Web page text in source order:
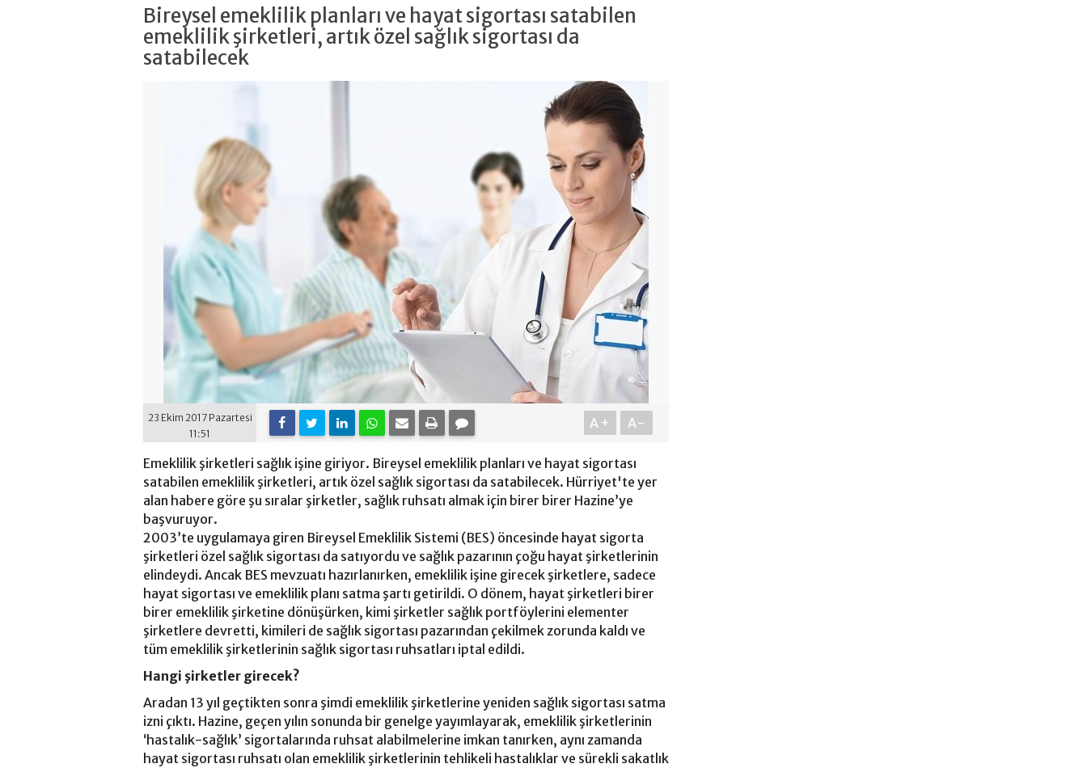
Bireysel emeklilik planları ve hayat sigortası satabilen
emeklilik şirketleri, artık özel sağlık sigortası da
satabilecek
23 Ekim 2017 Pazartesi
11:51
A+ A-
Emeklilik şirketleri sağlık işine giriyor. Bireysel emeklilik planları ve hayat sigortası
satabilen emeklilik şirketleri, artık özel sağlık sigortası da satabilecek. Hürriyet'te yer
alan habere göre şu sıralar şirketler, sağlık ruhsatı almak için birer birer Hazine’ye
başvuruyor.
2003’te uygulamaya giren Bireysel Emeklilik Sistemi (BES) öncesinde hayat sigorta
şirketleri özel sağlık sigortası da satıyordu ve sağlık pazarının çoğu hayat şirketlerinin
elindeydi. Ancak BES mevzuatı hazırlanırken, emeklilik işine girecek şirketlere, sadece
hayat sigortası ve emeklilik planı satma şartı getirildi. O dönem, hayat şirketleri birer
birer emeklilik şirketine dönüşürken, kimi şirketler sağlık portföylerini elementer
şirketlere devretti, kimileri de sağlık sigortası pazarından çekilmek zorunda kaldı ve
tüm emeklilik şirketlerinin sağlık sigortası ruhsatları iptal edildi.
Hangi şirketler girecek?
Aradan 13 yıl geçtikten sonra şimdi emeklilik şirketlerine yeniden sağlık sigortası satma
izni çıktı. Hazine, geçen yılın sonunda bir genelge yayımlayarak, emeklilik şirketlerinin
‘hastalık-sağlık’ sigortalarında ruhsat alabilmelerine imkan tanırken, aynı zamanda
hayat sigortası ruhsatı olan emeklilik şirketlerinin tehlikeli hastalıklar ve sürekli sakatlık